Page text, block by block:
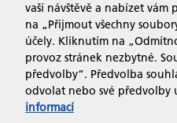
Ochrana osobních
vaší návštěvě a nabízet
na „Přijmout všechny
účely. Kliknutím na
provoz stránek nezbytné.
předvolby“. Předvolba
odvolat nebo své předvolby
informací